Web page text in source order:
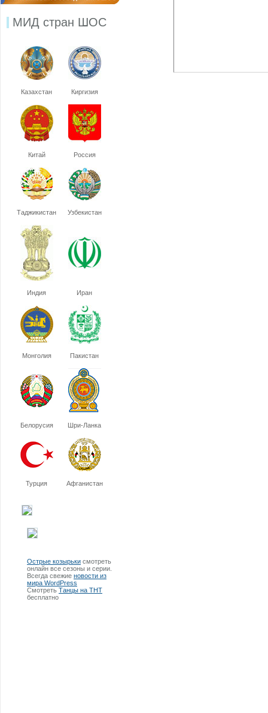
МИД стран ШОС
Казахстан Киргизия
Китай Россия
Таджикистан Узбекистан
Индия Иран
Монголия Пакистан
Белорусия Шри-Ланка
Турция Афганистан
Острые козырьки смотреть
онлайн все сезоны и серии.
Всегда свежие новости из
мира WordPress
Смотреть Танцы на ТНТ
бесплатно